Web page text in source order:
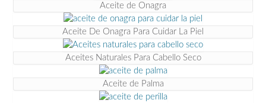
Aceite de Onagra
Aceite De Onagra Para Cuidar La Piel
Aceites Naturales Para Cabello Seco
Aceite de Palma